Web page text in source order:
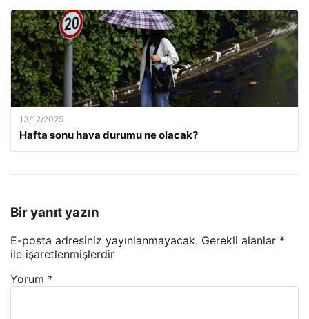
13/12/2025
Hafta sonu hava durumu ne olacak?
Bir yanıt yazın
E-posta adresiniz yayınlanmayacak. Gerekli alanlar *
ile işaretlenmişlerdir
Yorum *